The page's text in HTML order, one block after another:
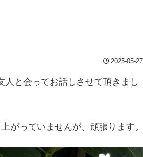
2025-05-27
人と会ってお話しさせて頂きまし
がっていませんが、頑張ります。